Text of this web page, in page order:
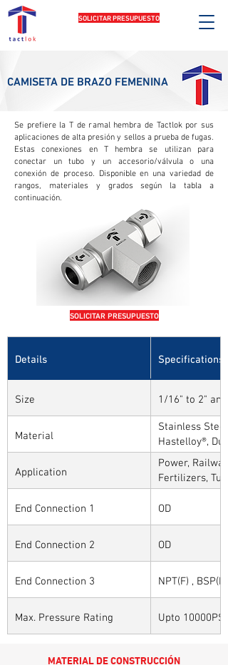
SOLICITAR PRESUPUESTO
CAMISETA DE BRAZO FEMENINA
Se prefiere la T de ramal hembra de Tactlok por sus
aplicaciones de alta presión y sellos a prueba de fugas.
Estas conexiones en T hembra se utilizan para
conectar un tubo y un accesorio/válvula o una
conexión de proceso. Disponible en una variedad de
rangos, materiales y grados según la tabla a
continuación.
SOLICITAR PRESUPUESTO
Details Specifications
Size 1/16" to 2"
Material
Stainless
Hastelloy®,
Alloys
Application
Power,
Fertilizers,
Sytems, Paper
End Connection 1
OD
End Connection 2 OD
End Connection 3 NPT(F) ,
Max. Pressure Rating Upto 10000PSI
MATERIAL DE CONSTRUCCIÓN